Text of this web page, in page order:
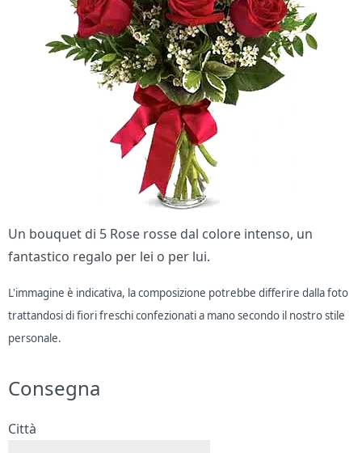
Un bouquet di 5 Rose rosse dal colore intenso, un
fantastico regalo per lei o per lui.
L'immagine è indicativa, la composizione potrebbe differire dalla foto
trattandosi di fiori freschi confezionati a mano secondo il nostro stile
personale.
Consegna
Città